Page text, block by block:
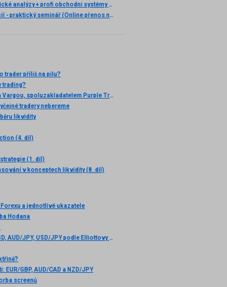
Praktický workshop technické analýzy + profi obchodní systémy (Záznam semináře)
Ziskové obchodování akcií - praktický seminář (Online přenos nebo osobní účast)
trader příliš na pilu?
trading?
Velký rozhovor s Davidem Vargou, spoluzakladatelem Purple Trading a Fintokei
tradery nebereme
likvidity
(4. díl)
(1. díl)
v konceptech likvidity (8. díl)
a jednotlivé ukazatele
Hodana
Analýza EUR/USD, GBP/USD, AUD/JPY, USD/JPY podle Elliottovy teorie 31.5.2012
EUR/GBP, AUD/CAD a NZD/JPY
screenů